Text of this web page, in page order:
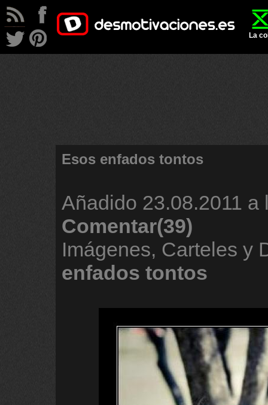
La
Esos enfados tontos
Añadido 23.08.2011 a
Comentar(39)
Imágenes, Carteles y
enfados tontos